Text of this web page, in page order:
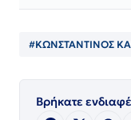
#ΚΩΝΣΤΑΝΤΙΝΟΣ
Βρήκατε